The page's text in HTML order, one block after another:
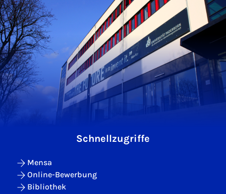
Schnellzugriffe
Mensa
Online-Bewerbung
Bibliothek